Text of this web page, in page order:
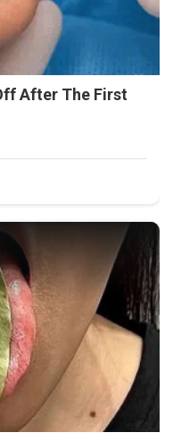
After The First